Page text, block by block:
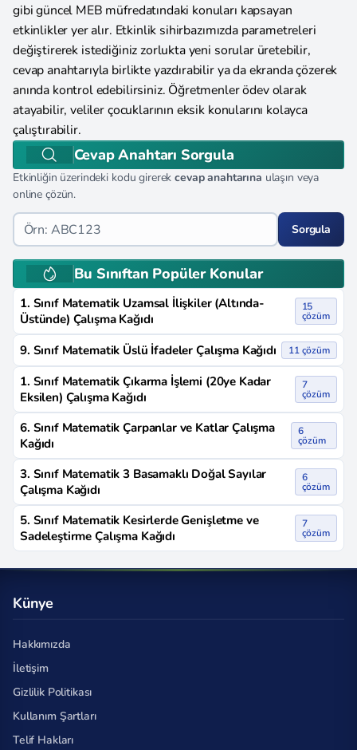
gibi güncel MEB müfredatındaki konuları kapsayan
etkinlikler yer alır. Etkinlik sihirbazımızda parametreleri
değiştirerek istediğiniz zorlukta yeni sorular üretebilir,
cevap anahtarıyla birlikte yazdırabilir ya da ekranda çözerek
anında kontrol edebilirsiniz. Öğretmenler ödev olarak
atayabilir, veliler çocuklarının eksik konularını kolayca
çalıştırabilir.
Cevap Anahtarı Sorgula
Etkinliğin üzerindeki kodu girerekcevap anahtarına ulaşın veya
online çözün.
Sorgula
Bu Sınıftan Popüler Konular
1. Sınıf Matematik Uzamsal İlişkiler (Altında-
Üstünde) Çalışma Kağıdı
15
çözüm
9. Sınıf Matematik Üslü İfadeler Çalışma Kağıdı 11 çözüm
1. Sınıf Matematik Çıkarma İşlemi (20ye Kadar
Eksilen) Çalışma Kağıdı
7
çözüm
6. Sınıf Matematik Çarpanlar ve Katlar Çalışma
Kağıdı
6
çözüm
3. Sınıf Matematik 3 Basamaklı Doğal Sayılar
Çalışma Kağıdı
6
çözüm
5. Sınıf Matematik Kesirlerde Genişletme ve
Sadeleştirme Çalışma Kağıdı
7
çözüm
Künye
Hakkımızda
İletişim
Gizlilik Politikası
Kullanım Şartları
Telif Hakları